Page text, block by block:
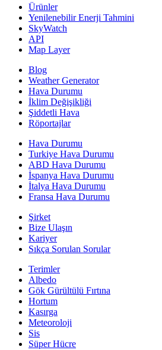
Ürünler
Yenilenebilir Enerji Tahmini
SkyWatch
API
Map Layer
Blog
Weather Generator
Hava Durumu
İklim Değişikliği
Şiddetli Hava
Röportajlar
Hava Durumu
Turkiye Hava Durumu
ABD Hava Durumu
İspanya Hava Durumu
İtalya Hava Durumu
Fransa Hava Durumu
Şirket
Bize Ulaşın
Kariyer
Sıkça Sorulan Sorular
Terimler
Albedo
Gök Gürültülü Fırtına
Hortum
Kasırga
Meteoroloji
Sis
Süper Hücre